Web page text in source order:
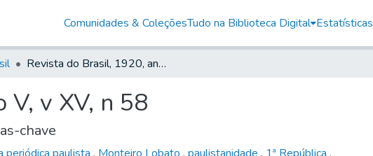
Comunidades & ColeçõesTudo na Biblioteca Digital Estatísticas
Revista do Brasil, 1920, anno V, v XV, n 58
V, v XV, n 58
chave